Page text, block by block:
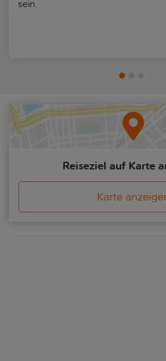
sein.
Reiseziel auf Karte
Karte